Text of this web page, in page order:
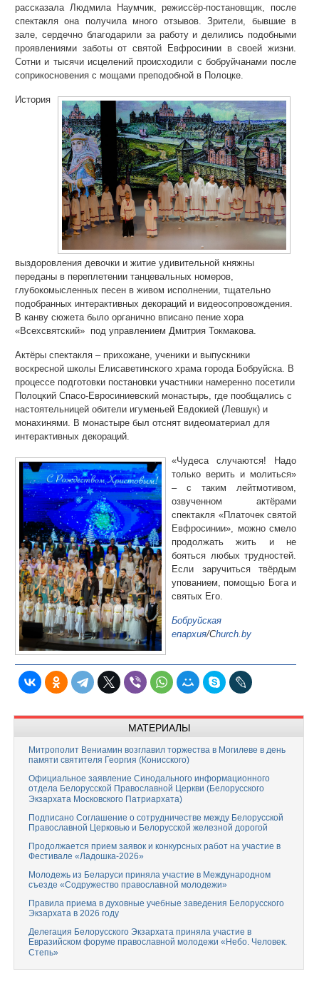
рассказала Людмила Наумчик, режиссёр-постановщик, после
спектакля она получила много отзывов. Зрители, бывшие в
зале, сердечно благодарили за работу и делились подобными
проявлениями заботы от святой Евфросинии в своей жизни.
Сотни и тысячи исцелений происходили с бобруйчанами после
соприкосновения с мощами преподобной в Полоцке.
История
выздоровления девочки и житие удивительной княжны
переданы в переплетении танцевальных номеров,
глубокомысленных песен в живом исполнении, тщательно
подобранных интерактивных декораций и видеосопровождения.
В канву сюжета было органично вписано пение хора
«Всехсвятский» под управлением Дмитрия Токмакова.
Актёры спектакля – прихожане, ученики и выпускники
воскресной школы Елисаветинского храма города Бобруйска. В
процессе подготовки постановки участники намеренно посетили
Полоцкий Спасо-Евросиниевский монастырь, где пообщались с
настоятельницей обители игуменьей Евдокией (Левшук) и
монахинями. В монастыре был отснят видеоматериал для
интерактивных декораций.
«Чудеса случаются! Надо
только верить и молиться»
– с таким лейтмотивом,
озвученном актёрами
спектакля «Платочек святой
Евфросинии», можно смело
продолжать жить и не
бояться любых трудностей.
Если заручиться твёрдым
упованием, помощью Бога и
святых Его.
Бобруйская
епархия/Church.by
МАТЕРИАЛЫ
Митрополит Вениамин возглавил торжества в Могилеве в день
памяти святителя Георгия (Конисского)
Официальное заявление Синодального информационного
отдела Белорусской Православной Церкви (Белорусского
Экзархата Московского Патриархата)
Подписано Соглашение о сотрудничестве между Белорусской
Православной Церковью и Белорусской железной дорогой
Продолжается прием заявок и конкурсных работ на участие в
Фестивале «Ладошка-2026»
Молодежь из Беларуси приняла участие в Международном
съезде «Содружество православной молодежи»
Правила приема в духовные учебные заведения Белорусского
Экзархата в 2026 году
Делегация Белорусского Экзархата приняла участие в
Евразийском форуме православной молодежи «Небо. Человек.
Степь»